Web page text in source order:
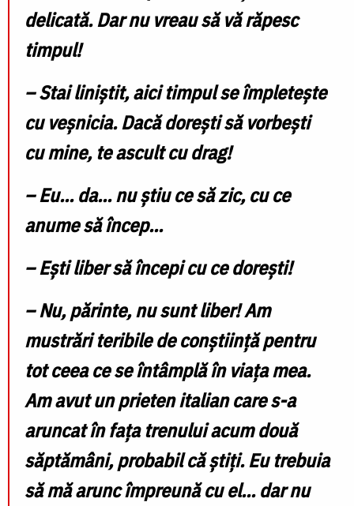
delicată. Dar nu vreau să vă răpesc
timpul!
–Stai liniștit, aici timpul se împletește
cu veșnicia. Dacă dorești să vorbești
cu mine, te ascult cu drag!
–Eu... da... nu știu ce să zic, cu ce
anume să încep...
–Ești liber să începi cu ce dorești!
–Nu, părinte, nu sunt liber! Am
mustrări teribile de conștiință pentru
tot ceea ce se întâmplă în viața mea.
Am avut un prieten italian care s-a
aruncat în fața trenului acum două
săptămâni, probabil că știți. Eu trebuia
să mă arunc împreună cu el... dar nu